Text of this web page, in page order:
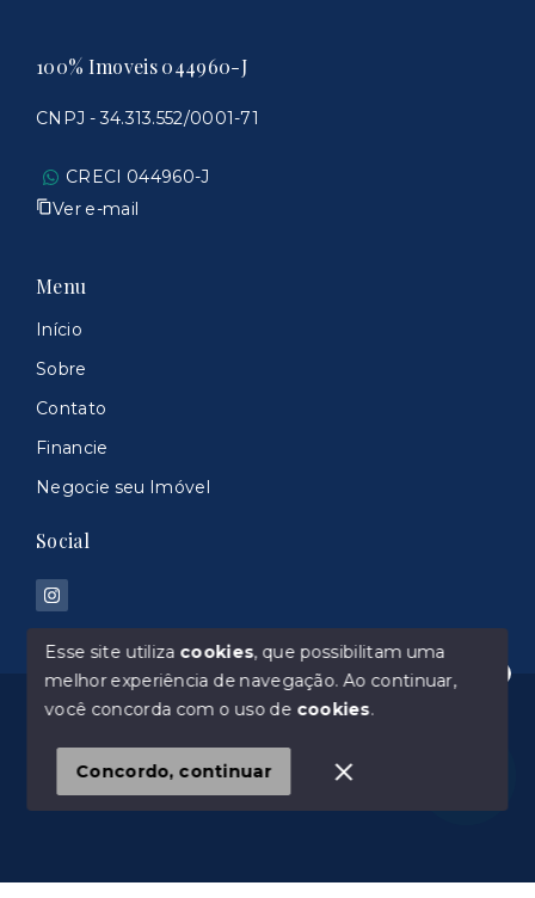
Olá! Estamos disponíveis para te ajudar.
100% Imoveis 044960-J
CNPJ - 34.313.552/0001-71
CRECI 044960-J
Ver e-mail
Menu
Início
Sobre
Contato
Financie
Negocie seu Imóvel
Social
© Copyright 2026 - 100% Imoveis 044960-J - Todos
SITE PARA IMOBILIARIA
Esse site utiliza cookies, que possibilitam uma
melhor experiência de navegação.Ao continuar,
você concorda com o uso de cookies.
Concordo, continuar